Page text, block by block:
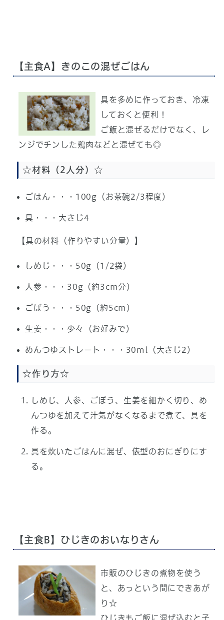
【主食A】きのこの混ぜごはん
具を多めに作っておき、冷凍
しておくと便利！
ご飯と混ぜるだけでなく、レ
ンジでチンした鶏肉などと混ぜても◎
☆材料（2人分）☆
ごはん・・・100g（お茶碗2/3程度）
具・・・大さじ4
【具の材料（作りやすい分量）】
しめじ・・・50g（1/2袋）
人参・・・30g（約3cm分）
ごぼう・・・50g（約5cm）
生姜・・・少々（お好みで）
めんつゆストレート・・・30ml（大さじ2）
☆作り方☆
しめじ、人参、ごぼう、生姜を細かく切り、め
んつゆを加えて汁気がなくなるまで煮て、具を
作る。
具を炊いたごはんに混ぜ、俵型のおにぎりにす
る。
【主食B】ひじきのおいなりさん
市販のひじきの煮物を使う
と、あっという間にできあが
り☆
ひじきもご飯に混ぜ込むと子